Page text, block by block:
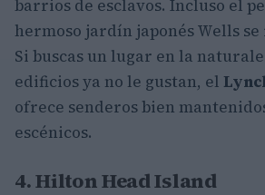
barrios de esclavos. Incluso el
hermoso jardín japonés Wells se
Si buscas un lugar en la
edificios ya no le gustan, el
ofrece senderos bien
escénicos.
4. Hilton Head Island